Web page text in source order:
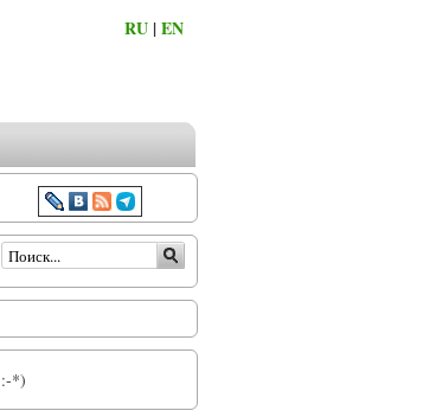
RU |EN
Форма поиска
:-*)